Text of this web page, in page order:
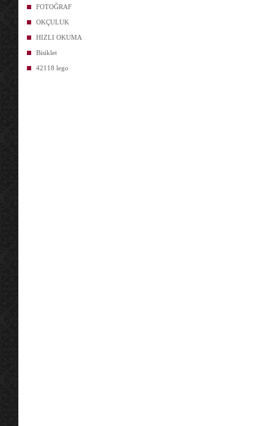
FOTOĞRAF
OKÇULUK
HIZLI OKUMA
Bisiklet
42118 lego